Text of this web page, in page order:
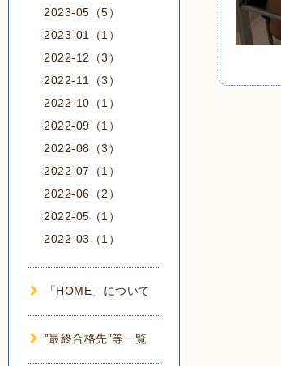
2023-05（5）
2023-01（1）
2022-12（3）
2022-11（3）
2022-10（1）
2022-09（1）
2022-08（3）
2022-07（1）
2022-06（2）
2022-05（1）
2022-03（1）
「HOME」について
”最終合格先”等一覧